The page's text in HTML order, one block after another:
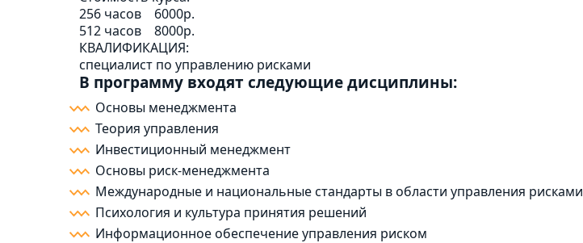
256 часов
6000р.
512 часов
8000р.
КВАЛИФИКАЦИЯ:
специалист по управлению рисками
В программу входят следующие дисциплины:
Основы менеджмента
Теория управления
Инвестиционный менеджмент
Основы риск-менеджмента
Международные и национальные стандарты в области управления рисками
Психология и культура принятия решений
Информационное обеспечение управления риском